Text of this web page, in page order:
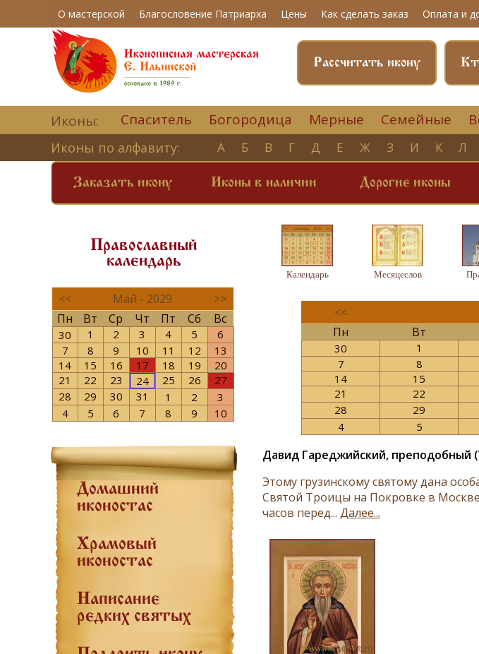
О мастерской Благословение Патриарха Цены Как сделать заказ Оплата и
Рассчитать икону
Иконы: Спаситель Богородица Мерные Семейные
Иконы по алфавиту: А Б В Г Д Е Ж З И К Л
Заказать икону Иконы в наличии Дорогие иконы
Православный
календарь
<< Май - 2029
>>
Пн
Вт Ср Чт Пт Сб Вс
30 1 2 3 4 5
6
7
8 9 10 11 12
13
14
15 16 17 18 19
20
21
22 23 24 25 26
27
28
29 30 31 1 2
3
4
5 6 7 8 9 10
Домашний
иконостас
Храмовый
иконостас
Написание
редких святых
Календарь Месяцеслов
<<
Пн
Вт
30 1
7
8
14
15
21
22
28
29
4
5
Давид Гареджийский, преподобный
Этому грузинскому святому дана
Святой Троицы на Покровке в
часов перед... Далее...